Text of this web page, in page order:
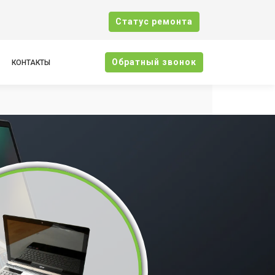
Cтатус ремонта
КОНТАКТЫ Oбратный звонок